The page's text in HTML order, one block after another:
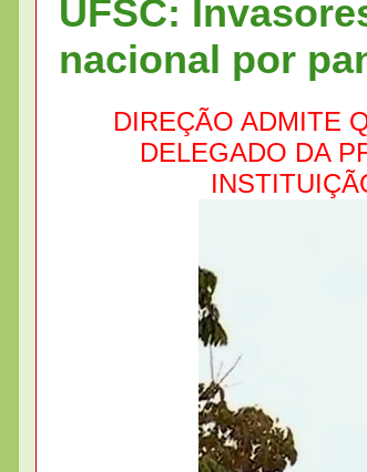
UFSC:
nacional por
DIREÇÃO ADMITE
DELEGADO DA